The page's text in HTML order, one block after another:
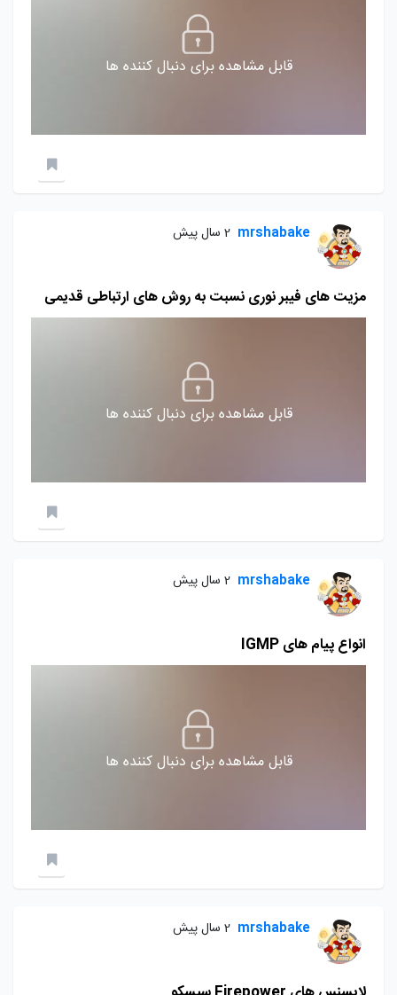
قابل مشاهده برای دنبال کننده ها
mrshabake 2 سال پیش
مزیت های فیبر نوری نسبت به روش های ارتباطی قدیمی
قابل مشاهده برای دنبال کننده ها
mrshabake 2 سال پیش
انواع پیام های IGMP
قابل مشاهده برای دنبال کننده ها
mrshabake 2 سال پیش